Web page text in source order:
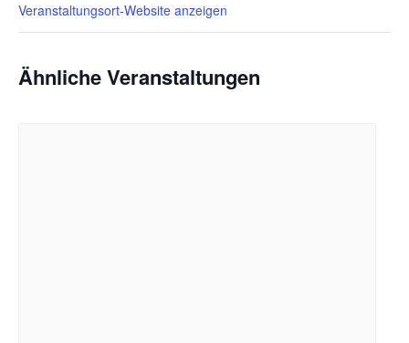
Veranstaltungsort-Website anzeigen
Ähnliche Veranstaltungen